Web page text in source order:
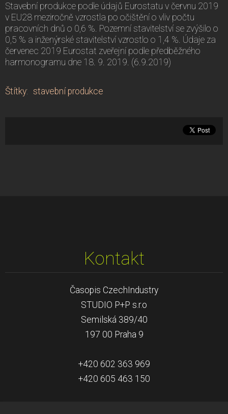
Stavební produkce podle údajů Eurostatu v červnu 2019
v EU28 meziročně vzrostla po očištění o vliv počtu
pracovních dnů o 0,6 %. Pozemní stavitelství se zvýšilo o
0,5 % a inženýrské stavitelství vzrostlo o 1,4 %. Údaje za
červenec 2019 Eurostat zveřejní podle předběžného
harmonogramu dne 18. 9. 2019. (6.9.2019)
Štítky: stavební produkce
Kontakt
Časopis CzechIndustry
STUDIO P+P s.r.o
Semilská 389/40
197 00 Praha 9
+420 602 363 969
+420 605 463 150